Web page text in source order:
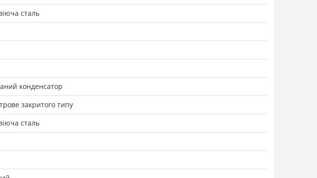
сталь
конденсатор
закритого типу
сталь